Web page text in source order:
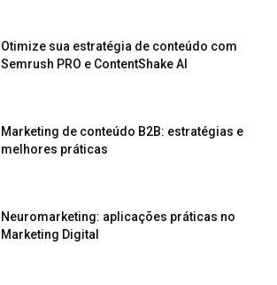
Otimize sua estratégia de conteúdo com
Semrush PRO e ContentShake AI
Marketing de conteúdo B2B: estratégias e
melhores práticas
Neuromarketing: aplicações práticas no
Marketing Digital